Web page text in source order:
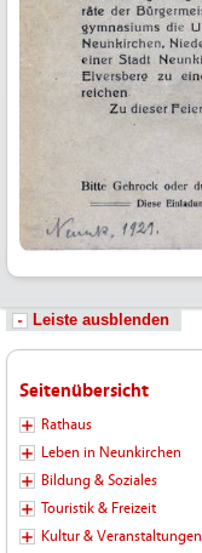
Leiste ausblenden
Seitenübersicht
Rathaus
Leben in Neunkirchen
Bildung & Soziales
Touristik & Freizeit
Kultur & Veranstaltungen